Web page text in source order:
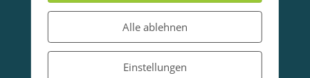
Partner und Empfehlungen
Alle ablehnen
Einstellungen